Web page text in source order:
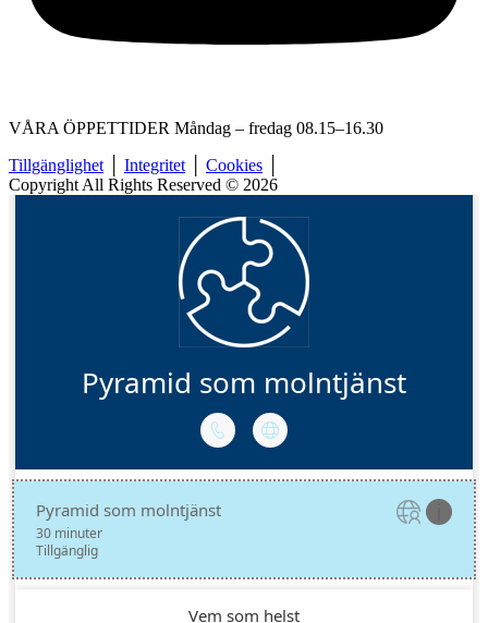
VÅRA ÖPPETTIDER Måndag – fredag 08.15–16.30
Tillgänglighet
Integritet Cookies
Copyright All Rights Reserved © 2026